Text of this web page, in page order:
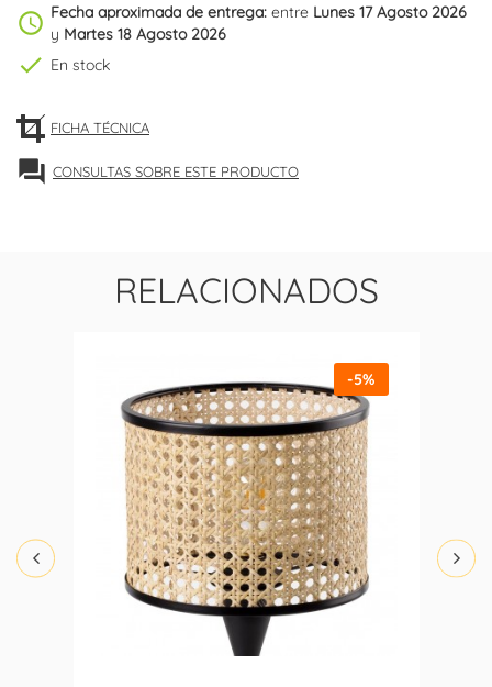
schedule Fecha aproximada de entrega: entre Lunes 17 Agosto 2026
y Martes 18 Agosto 2026
check En stock
FICHA TÉCNICA
forum CONSULTAS SOBRE ESTE PRODUCTO
RELACIONADOS
-5%